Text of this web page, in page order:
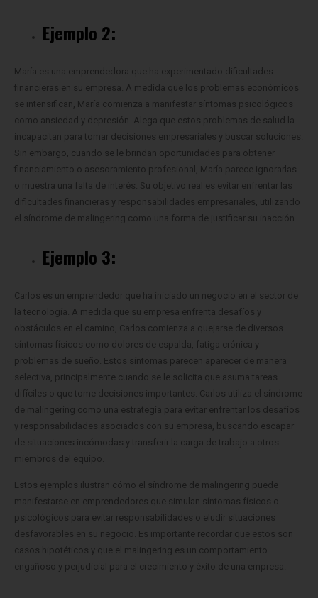
Ejemplo 2:
María es una emprendedora que ha experimentado dificultades
financieras en su empresa. A medida que los problemas económicos
se intensifican, María comienza a manifestar síntomas psicológicos
como ansiedad y depresión. Alega que estos problemas de salud la
incapacitan para tomar decisiones empresariales y buscar soluciones.
Sin embargo, cuando se le brindan oportunidades para obtener
financiamiento o asesoramiento profesional, María parece ignorarlas
o muestra una falta de interés. Su objetivo real es evitar enfrentar las
dificultades financieras y responsabilidades empresariales, utilizando
el síndrome de malingering como una forma de justificar su inacción.
Ejemplo 3:
Carlos es un emprendedor que ha iniciado un negocio en el sector de
la tecnología. A medida que su empresa enfrenta desafíos y
obstáculos en el camino, Carlos comienza a quejarse de diversos
síntomas físicos como dolores de espalda, fatiga crónica y
problemas de sueño. Estos síntomas parecen aparecer de manera
selectiva, principalmente cuando se le solicita que asuma tareas
difíciles o que tome decisiones importantes. Carlos utiliza el síndrome
de malingering como una estrategia para evitar enfrentar los desafíos
y responsabilidades asociados con su empresa, buscando escapar
de situaciones incómodas y transferir la carga de trabajo a otros
miembros del equipo.
Estos ejemplos ilustran cómo el síndrome de malingering puede
manifestarse en emprendedores que simulan síntomas físicos o
psicológicos para evitar responsabilidades o eludir situaciones
desfavorables en su negocio. Es importante recordar que estos son
casos hipotéticos y que el malingering es un comportamiento
engañoso y perjudicial para el crecimiento y éxito de una empresa.